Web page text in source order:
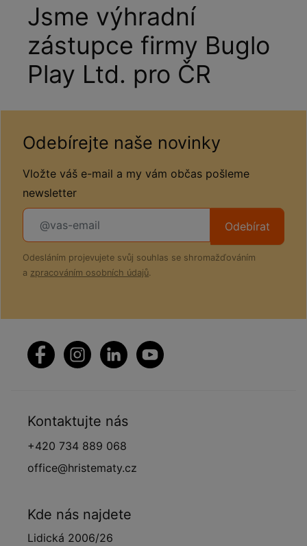
Jsme výhradní
zástupce firmy Buglo
Play Ltd. pro ČR
Odebírejte naše novinky
Vložte váš e-mail a my vám občas pošleme
newsletter
Odebírat
Odesláním projevujete svůj souhlas se shromažďováním
a zpracováním osobních údajů.
Kontaktujte nás
+420 734 889 068
office@hristematy.cz
Kde nás najdete
Lidická 2006/26